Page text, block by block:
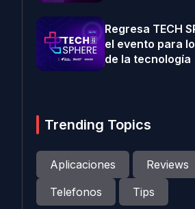
Regresa TECH
el evento para
de la tecnología
Trending Topics
Aplicaciones
Reviews
Telefonos
Tips